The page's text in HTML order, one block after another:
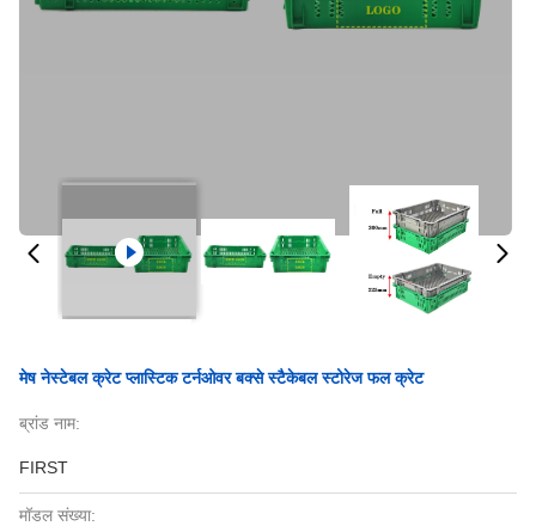
मेष नेस्टेबल क्रेट प्लास्टिक टर्नओवर बक्से स्टैकेबल स्टोरेज फल क्रेट
ब्रांड नाम:
FIRST
मॉडल संख्या: